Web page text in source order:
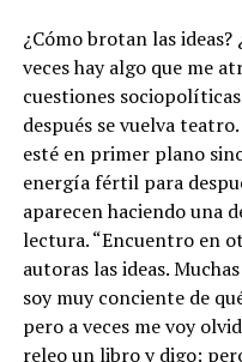
¿Cómo brotan las ideas?
veces hay algo que me
cuestiones
después se vuelva
esté en primer plano
energía fértil para
aparecen haciendo una
lectura. “Encuentro en
autoras las ideas.
soy muy conciente de
pero a veces me voy
releo un libro y digo: